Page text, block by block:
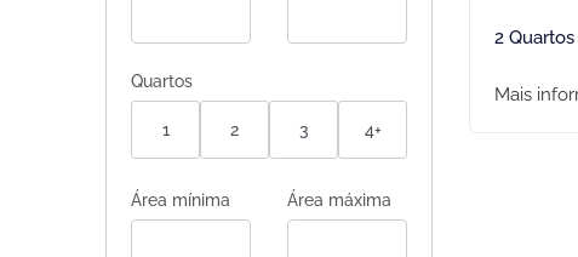
Quartos
1 2 3 4+
Área mínima Área máxima
2 Quartos
Mais